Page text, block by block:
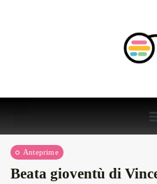
Anteprime
Beata gioventù di